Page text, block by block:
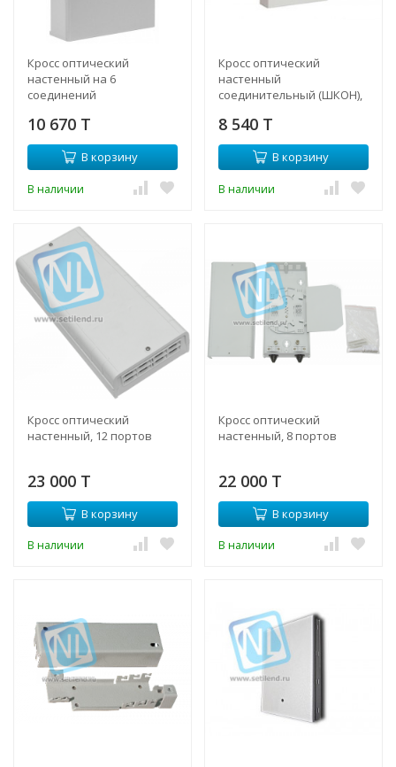
Кросс оптический
настенный на 6
соединений
10 670 T
В корзину
В наличии
Кросс оптический
настенный
соединительный (ШКОН),
компактный (FT-M)
8 540 T
В корзину
В наличии
Кросс оптический
настенный, 12 портов
23 000 T
В корзину
В наличии
Кросс оптический
настенный, 8 портов
22 000 T
В корзину
В наличии